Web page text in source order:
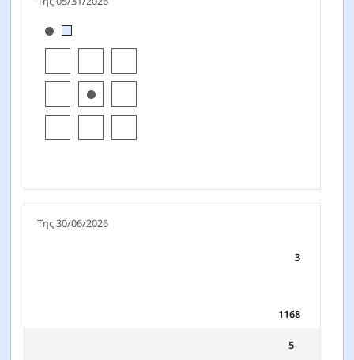
[products.morningstar-stylebox-title-sr-fixed]
Της 30/06/2026
3
1168
5